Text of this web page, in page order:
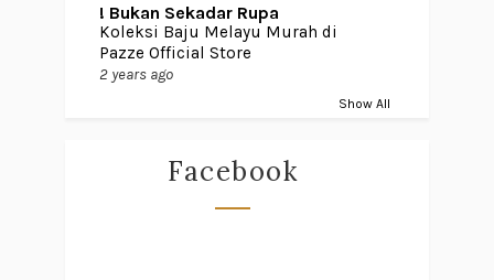
! Bukan Sekadar Rupa
Koleksi Baju Melayu Murah di
Pazze Official Store
2 years ago
Show All
Facebook